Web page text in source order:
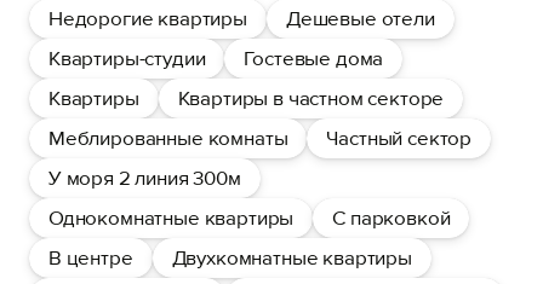
Недорогие квартиры
Дешевые отели
Квартиры-студии
Гостевые дома
Квартиры
Квартиры в частном секторе
Меблированные комнаты
Частный сектор
У моря 2 линия 300м
Однокомнатные квартиры
С парковкой
В центре
Двухкомнатные квартиры